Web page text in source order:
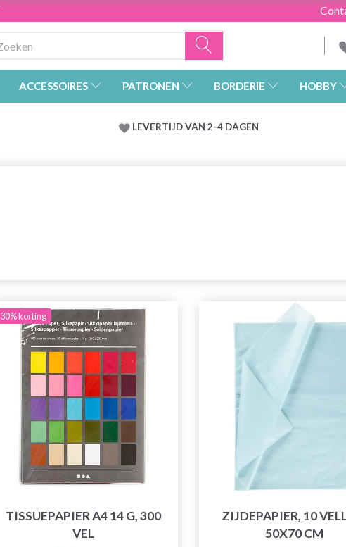
ACCESSOIRES PATRONEN BORDERIE HOBBY
LEVERTIJD VAN 2-4 DAGEN
30% korting
TISSUEPAPIER A4 14 G, 300
VEL
ZIJDEPAPIER, 10
50X70 CM